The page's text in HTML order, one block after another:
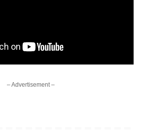
– Advertisement –